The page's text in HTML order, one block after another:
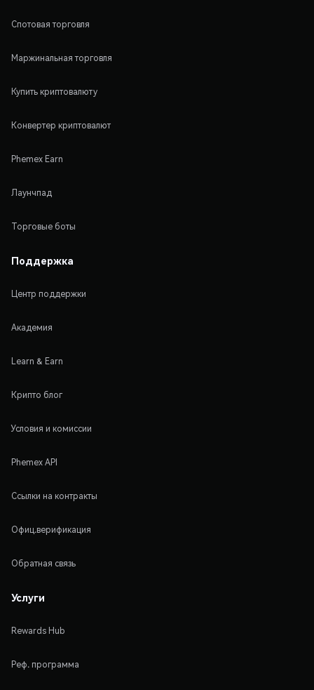
Спотовая торговля
Маржинальная торговля
Купить криптовалюту
Конвертер криптовалют
Phemex Earn
Лаунчпад
Торговые боты
Поддержка
Центр поддержки
Академия
Learn & Earn
Крипто блог
Условия и комиссии
Phemex API
Ссылки на контракты
Офиц.верификация
Обратная связь
Услуги
Rewards Hub
Реф. программа